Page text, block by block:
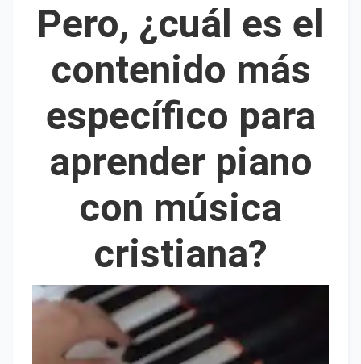
Pero, ¿cuál es el
contenido más
específico para
aprender piano
con música
cristiana?